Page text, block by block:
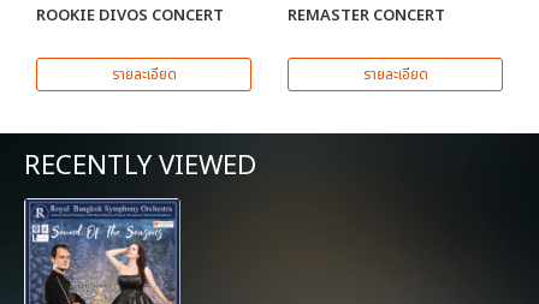
ROOKIE DIVOS CONCERT
รายละเอียด
REMASTER CONCERT
รายละเอียด
RECENTLY VIEWED